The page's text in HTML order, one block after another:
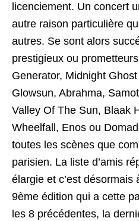
licenciement. Un concert
autre raison particulière
autres. Se sont alors
prestigieux ou
Generator, Midnight
Glowsun, Abrahma,
Valley Of The Sun, Blaak
Wheelfall, Enos ou
toutes les scènes que
parisien. La liste d’amis
élargie et c’est désormais
9ème édition qui a cette
les 8 précédentes, la